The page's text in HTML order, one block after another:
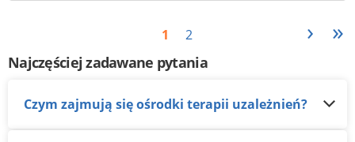
1 2 › »
Najczęściej zadawane pytania
Czym zajmują się ośrodki terapii uzależnień?